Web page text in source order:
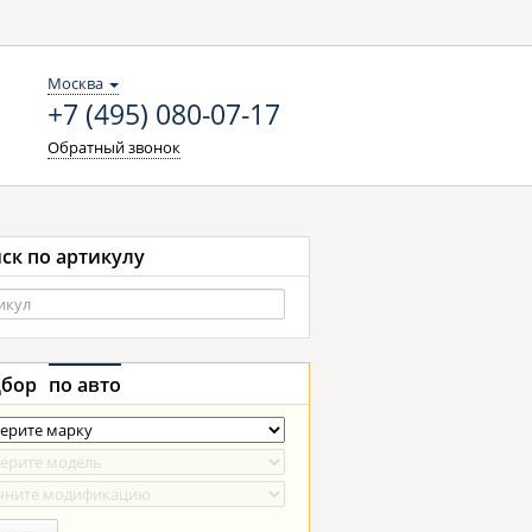
Москва
+7 (495) 080-07-17
Обратный звонок
по артикулу
по авто